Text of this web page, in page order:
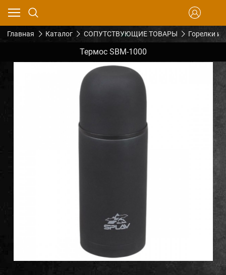
Главная Каталог СОПУТСТВУЮЩИЕ ТОВАРЫ Горелки и
Термос SBM-1000